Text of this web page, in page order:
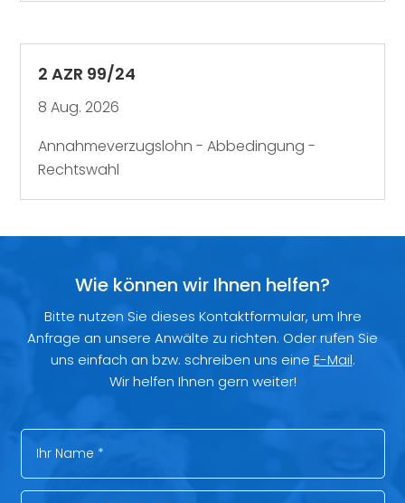
2 AZR 99/24
8 Aug. 2026
Annahmeverzugslohn - Abbedingung -
Rechtswahl
Wie können wir Ihnen helfen?
Bitte nutzen Sie dieses Kontaktformular, um Ihre
Anfrage an unsere Anwälte zu richten. Oder rufen Sie
uns einfach an bzw. schreiben uns eine E-Mail.
Wir helfen Ihnen gern weiter!